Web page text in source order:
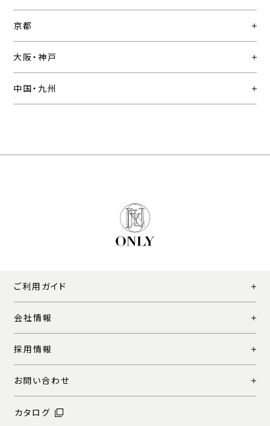
京都
大阪・神戸
中国・九州
ご利用ガイド
会社情報
採用情報
お問い合わせ
カタログ